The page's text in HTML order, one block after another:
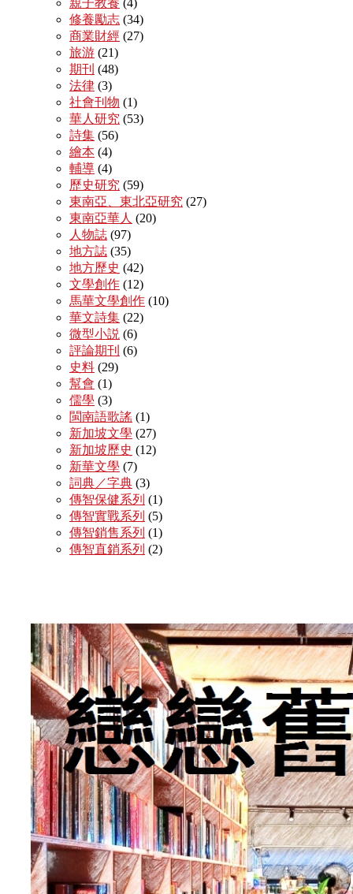
親子教養 (4)
修養勵志 (34)
商業財經 (27)
旅游 (21)
期刊 (48)
法律 (3)
社會刊物 (1)
華人研究 (53)
詩集 (56)
繪本 (4)
輔導 (4)
歷史研究 (59)
東南亞、東北亞研究 (27)
東南亞華人 (20)
人物誌 (97)
地方誌 (35)
地方歷史 (42)
文學創作 (12)
馬華文學創作 (10)
華文詩集 (22)
微型小説 (6)
評論期刊 (6)
史料 (29)
幫會 (1)
儒學 (3)
閩南語歌謠 (1)
新加坡文學 (27)
新加坡歷史 (12)
新華文學 (7)
詞典／字典 (3)
傳智保健系列 (1)
傳智實戰系列 (5)
傳智銷售系列 (1)
傳智直銷系列 (2)